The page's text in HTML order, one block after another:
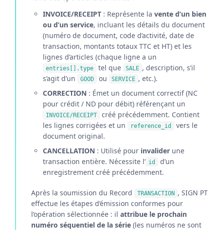
INVOICE/RECEIPT : Représente la vente d’un bien
ou d’un service, incluant les détails du document
(numéro de document, code d’activité, date de
transaction, montants totaux TTC et HT) et les
lignes d’articles (chaque ligne a un
entries[].type tel que SALE , description, s’il
s’agit d’un
GOOD ou SERVICE , etc.).
CORRECTION : Émet un document correctif (NC
pour crédit / ND pour débit) référençant un
INVOICE/RECEIPT
créé précédemment. Contient
les lignes corrigées et un
reference_id
vers le
document original.
CANCELLATION : Utilisé pour invalider une
transaction entière. Nécessite l’ id
d’un
enregistrement créé précédemment.
Après la soumission du Record TRANSACTION , SIGN PT
effectue les étapes d’émission conformes pour
l’opération sélectionnée : il attribue le prochain
numéro séquentiel de la série (les numéros ne sont